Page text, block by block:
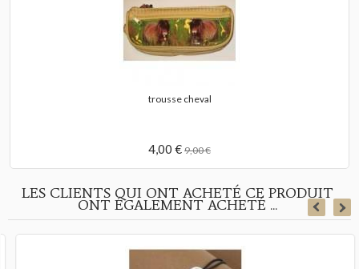
trousse cheval
4,00 € 9,00 €
LES CLIENTS QUI ONT ACHETÉ CE PRODUIT
ONT ÉGALEMENT ACHETÉ ...